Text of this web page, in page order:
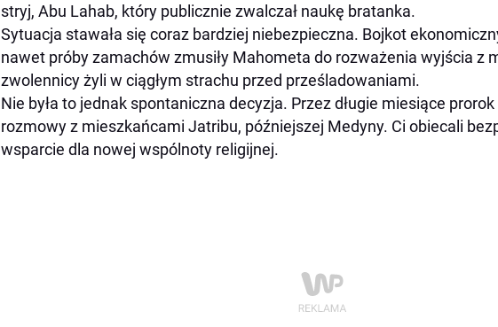
stryj, Abu Lahab, który publicznie zwalczał naukę bratanka.
Sytuacja stawała się coraz bardziej niebezpieczna. Bojkot
nawet próby zamachów zmusiły Mahometa do rozważenia wyjścia z
zwolennicy żyli w ciągłym strachu przed prześladowaniami.
Nie była to jednak spontaniczna decyzja. Przez długie miesiące
rozmowy z mieszkańcami Jatribu, późniejszej Medyny. Ci obiecali
wsparcie dla nowej wspólnoty religijnej.